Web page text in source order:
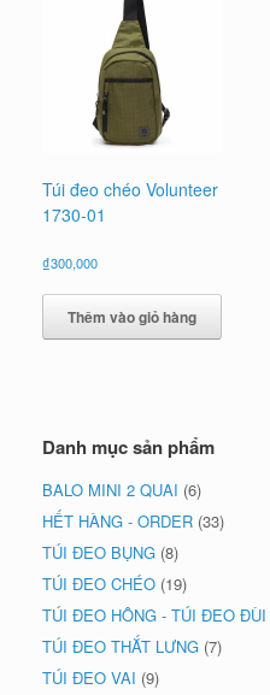
Túi đeo chéo Volunteer
1730-01
₫300,000
Thêm vào giỏ hàng
Danh mục sản phẩm
BALO MINI 2 QUAI (6)
HẾT HÀNG - ORDER (33)
TÚI ĐEO BỤNG (8)
TÚI ĐEO CHÉO (19)
TÚI ĐEO HÔNG - TÚI ĐEO ĐÙI
TÚI ĐEO THẮT LƯNG (7)
TÚI ĐEO VAI (9)